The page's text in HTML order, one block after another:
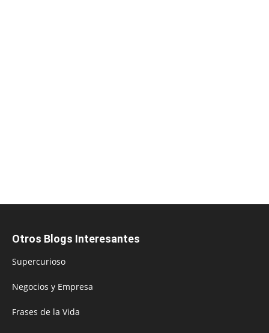
Otros Blogs Interesantes
Supercurioso
Negocios y Empresa
Frases de la Vida